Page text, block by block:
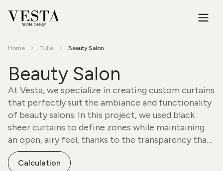
Home Tulle Beauty Salon
Beauty Salon
At Vesta, we specialize in creating custom curtains
that perfectly suit the ambiance and functionality
of beauty salons. In this project, we used black
sheer curtains to define zones while maintaining
an open, airy feel, thanks to the transparency that
allows natural light to filter through. Heavier
drapes were incorporated for areas requiring
Calculation